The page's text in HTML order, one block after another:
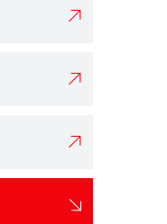



